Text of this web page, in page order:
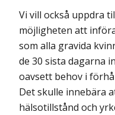
Vi vill också uppdra
möjligheten att
som alla gravida
de 30 sista dagarna
oavsett behov i
Det skulle innebära
hälsotillstånd och